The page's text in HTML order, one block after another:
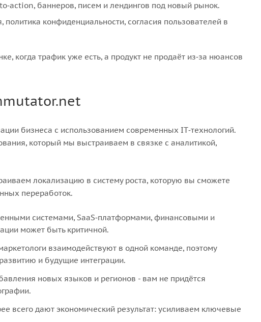
баннеров, писем и лендингов под новый рынок.
политика конфиденциальности, согласия пользователей в
когда трафик уже есть, а продукт не продаёт из‑за нюансов
бизнеса с использованием современных IT‑технологий.
который мы выстраиваем в связке с аналитикой,
локализацию в систему роста, которую вы сможете
переработок.
системами, SaaS‑платформами, финансовыми и
может быть критичной.
взаимодействуют в одной команде, поэтому
и будущие интеграции.
новых языков и регионов - вам не придётся
всего дают экономический результат: усиливаем ключевые